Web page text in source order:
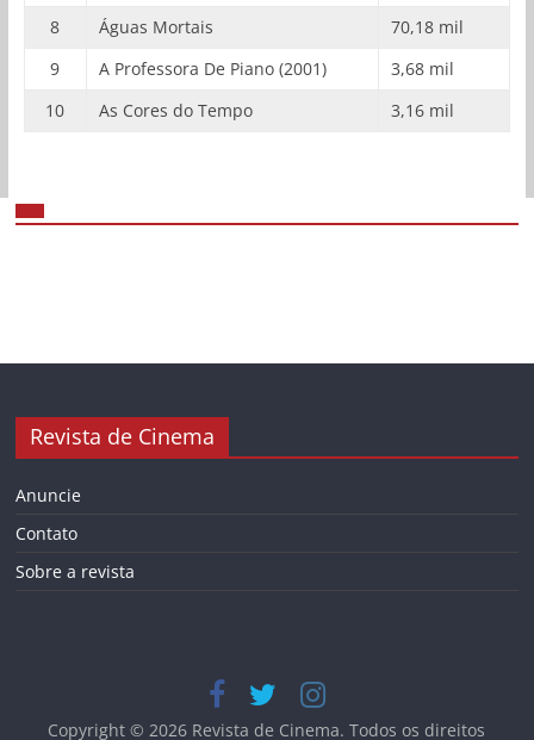
8
Águas Mortais
70,18 mil
9
A Professora De Piano (2001)
3,68 mil
10
As Cores do Tempo 3,16 mil
Revista de Cinema
Anuncie
Contato
Sobre a revista
Copyright © 2026 Revista de Cinema. Todos os direitos